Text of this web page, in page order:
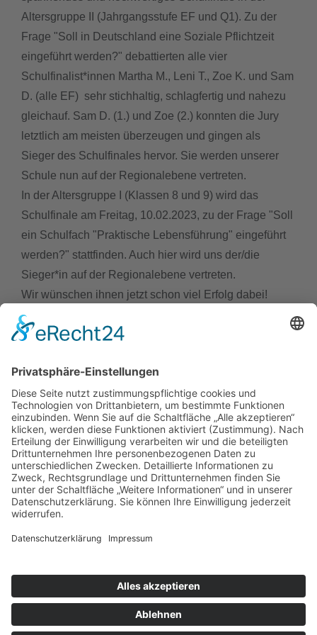
schiller.news
hitzebedingte Kurzstunden vom 22.6 bis 26.6.2026
Einladung zum Kennenlern-Nachmittag am 2.7.2026
Unser Schulgarten wächst – unterstützen Sie unser
Projekt!
Altersgruppe II (Jahrgangsstufe EF und Q1). Zu der
Frage "Soll in Deutschland eine Soziale Pflichtzeit
eingeführt werden?" debattierten alle vier
Schulfinalist*innen Martha M., Leni T., Zoe K. und Sam
D. (alle EF) sehr stichhaltig, schlagfertig und nahezu
gleichauf. Sam D. (1.) und Zoe (2.) konnten die Jury
letztlich am meisten überzeugen und gingen als
Sieger des Schulfinales hervor. Sie werden unserer
Schule nun auf der Regionalebene vertreten.
In der Altersgruppe I (Klassen 8 und 9) wird das
Schulfinale am Freitag, 10.02.2023, zu der Frage "Soll
ein Schulfach "Praktische Lebensführung" eingeführt
werden?" stattfinden. Auch hier wird uns der/die
Sieger*in auf der Regionalebene vertreten.
Wir wünschen ihnen jetzt schon viel Erfolg dabei!
Steffen Stannartz
(Koordination Jugend debattiert)
DetailsVeröffentlicht: 07. Februar 2023
Schiller Witten © 2025
Datenschutzerklärung
downloads
sgw.klassenarbeiten